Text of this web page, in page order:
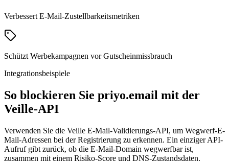
Verbessert E-Mail-Zustellbarkeitsmetriken
Schützt Werbekampagnen vor Gutscheinmissbrauch
Integrationsbeispiele
So blockieren Sie priyo.email mit der
Veille-API
Verwenden Sie die Veille E-Mail-Validierungs-API, um Wegwerf-E-
Mail-Adressen bei der Registrierung zu erkennen. Ein einziger API-
Aufruf gibt zurück, ob die E-Mail-Domain wegwerfbar ist,
zusammen mit einem Risiko-Score und DNS-Zustandsdaten.